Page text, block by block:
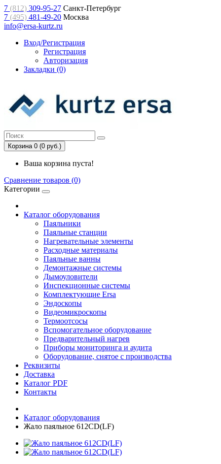
7 (812) 309-95-27 Санкт-Петербург
7 (495) 481-49-20 Москва
info@ersa-kurtz.ru
Вход/Регистрация
Регистрация
Авторизация
Закладки (0)
Корзина 0 (0 руб.)
Ваша корзина пуста!
Сравнение товаров (0)
Категории
Каталог оборудования
Паяльники
Паяльные станции
Нагревательные элементы
Расходные материалы
Паяльные ванны
Демонтажные системы
Дымоуловители
Инспекционные системы
Комплектующие Ersa
Эндоскопы
Видеомикроскопы
Термоотсосы
Вспомогательное оборудование
Предварительный нагрев
Приборы мониторинга и аудита
Оборудование, снятое с производства
Реквизиты
Доставка
Каталог PDF
Контакты
Каталог оборудования
Жало паяльное 612CD(LF)